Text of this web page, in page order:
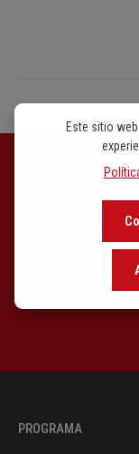
Our newsletter
learn about the
PROGRAMA
Este sitio